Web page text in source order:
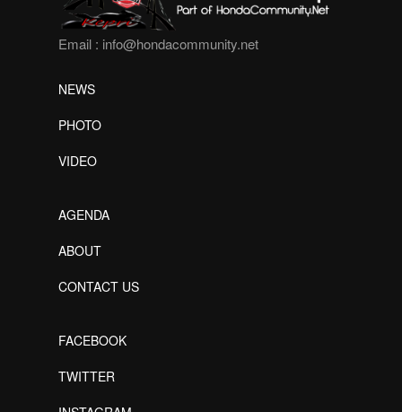
Email : info@hondacommunity.net
NEWS
PHOTO
VIDEO
AGENDA
ABOUT
CONTACT US
FACEBOOK
TWITTER